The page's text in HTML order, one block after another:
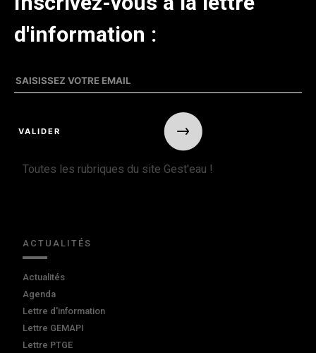
d'information :
Toutes les rubriques du site Gest'eau !
ACTUALITÉS
Actualités
Agenda
Lettre d'information
Lettre GEMAPI
Lettre PTGE